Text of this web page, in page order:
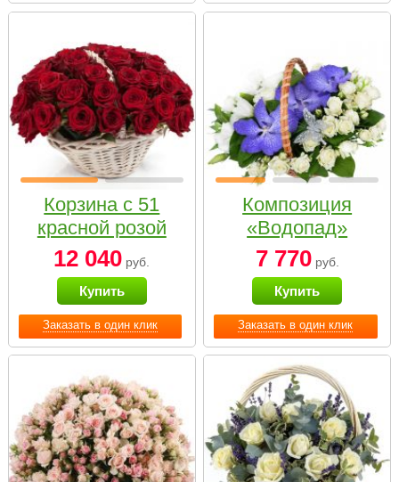
Заказать в один клик
Корзина с 51
красной розой
12 040 руб.
Купить
Заказать в один клик
Композиция
«Водопад»
7 770руб.
Купить